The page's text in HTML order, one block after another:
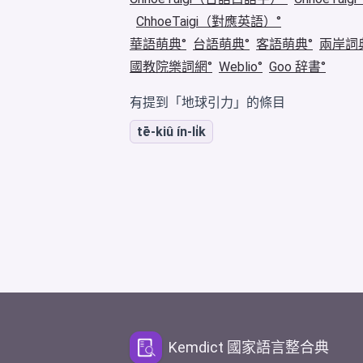
ChhoeTaigi（對應英語）
華語萌典
台語萌典 客語萌典
兩岸詞
國教院樂詞網
Weblio Goo 辞書
有提到「地球引力」的條目
tē-kiû ín-li̍k
Kemdict 國家語言整合典